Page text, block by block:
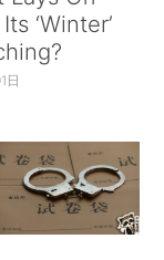
‘Winter’
日